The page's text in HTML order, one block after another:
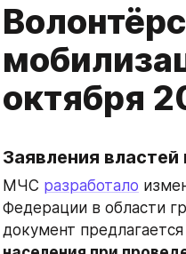
октября
Заявления властей
МЧС разработало
Федерации в области
документ